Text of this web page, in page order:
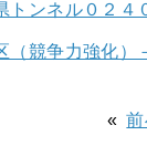
トンネル０２４
（競争力強化